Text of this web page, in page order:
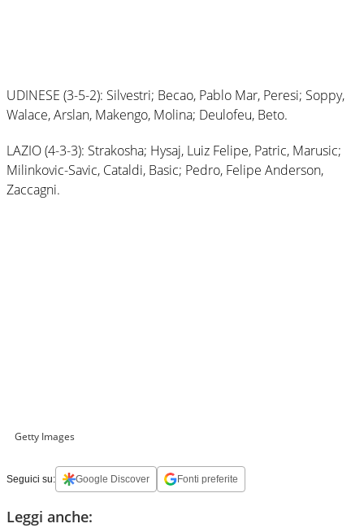
UDINESE (3-5-2): Silvestri; Becao, Pablo Mar, Peresi; Soppy,
Walace, Arslan, Makengo, Molina; Deulofeu, Beto.
LAZIO (4-3-3): Strakosha; Hysaj, Luiz Felipe, Patric, Marusic;
Milinkovic-Savic, Cataldi, Basic; Pedro, Felipe Anderson,
Zaccagni.
Getty Images
Seguici su: Google Discover Fonti preferite
Leggi anche: